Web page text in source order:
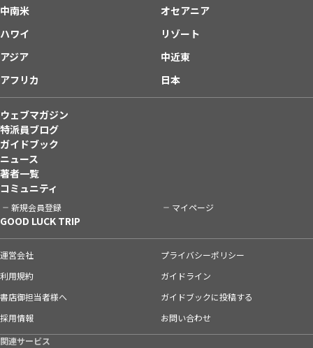
中南米
オセアニア
ハワイ
リゾート
アジア
中近東
アフリカ
日本
ウェブマガジン
特派員ブログ
ガイドブック
ニュース
著者一覧
コミュニティ
新規会員登録 マイページ
GOOD LUCK TRIP
運営会社
プライバシーポリシー
利用規約
ガイドライン
書店御担当者様へ
ガイドブックに投稿する
採用情報
お問い合わせ
関連サービス